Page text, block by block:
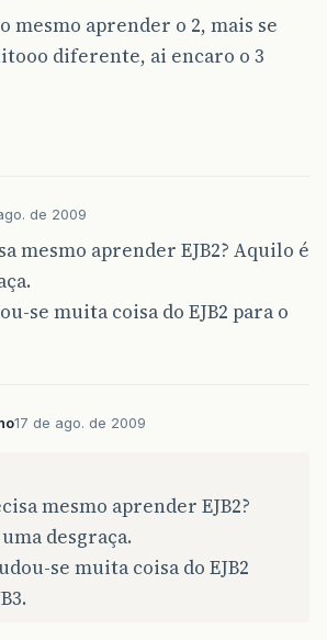
mesmo aprender o 2, mais se
diferente, ai encaro o 3
de 2009
mesmo aprender EJB2? Aquilo é
se muita coisa do EJB2 para o
17 de ago. de 2009
mesmo aprender EJB2?
desgraça.
se muita coisa do EJB2